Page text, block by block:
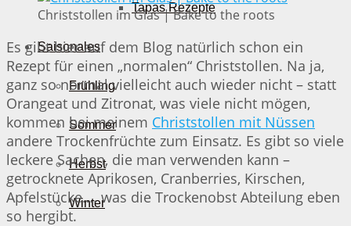
Tapas Rezepte
Saisonales
Frühling
Sommer
Herbst
Winter
Christstollen im Glas | Bake to the roots
Es gibt hier auf dem Blog natürlich schon ein
Rezept für einen „normalen“ Christstollen. Na ja,
ganz so normal vielleicht auch wieder nicht – statt
Orangeat und Zitronat, was viele nicht mögen,
kommen bei meinem Christstollen mit Nüssen
andere Trockenfrüchte zum Einsatz. Es gibt so viele
leckere Sachen, die man verwenden kann –
getrocknete Aprikosen, Cranberries, Kirschen,
Apfelstücke…. was die Trockenobst Abteilung eben
so hergibt.